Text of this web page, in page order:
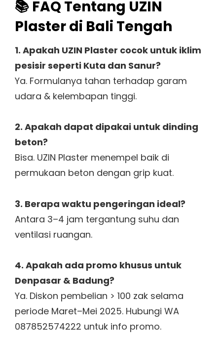
📚 FAQ Tentang UZIN
Plaster di Bali Tengah
1. Apakah UZIN Plaster cocok untuk iklim
pesisir seperti Kuta dan Sanur?
Ya. Formulanya tahan terhadap garam
udara & kelembapan tinggi.
2. Apakah dapat dipakai untuk dinding
beton?
Bisa. UZIN Plaster menempel baik di
permukaan beton dengan grip kuat.
3. Berapa waktu pengeringan ideal?
Antara 3–4 jam tergantung suhu dan
ventilasi ruangan.
4. Apakah ada promo khusus untuk
Denpasar & Badung?
Ya. Diskon pembelian > 100 zak selama
periode Maret–Mei 2025. Hubungi WA
087852574222 untuk info promo.